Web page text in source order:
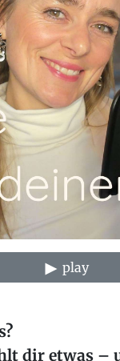
play
dir etwas –